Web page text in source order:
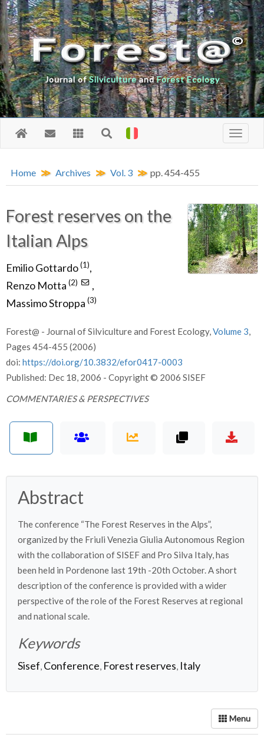
Journal ofSilvicultureandForest Ecology
Home Archives Vol. 3 pp. 454-455
Forest reserves on the
Italian Alps
Emilio Gottardo(1),
Renzo Motta (2)
,
Massimo Stroppa (3)
Forest@ - Journal of Silviculture and Forest Ecology,Volume 3,
Pages 454-455 (2006)
doi: https://doi.org/10.3832/efor0417-0003
Published: Dec 18, 2006 - Copyright © 2006 SISEF
COMMENTARIES & PERSPECTIVES
Abstract
The conference “The Forest Reserves in the Alps”,
organized by the Friuli Venezia Giulia Autonomous Region
with the collaboration of SISEF and Pro Silva Italy, has
been held in Pordenone last 19th -20th October. A short
description of the conference is provided with a wider
perspective of the role of the Forest Reserves at regional
and national scale.
Keywords
Sisef, Conference, Forest reserves, Italy